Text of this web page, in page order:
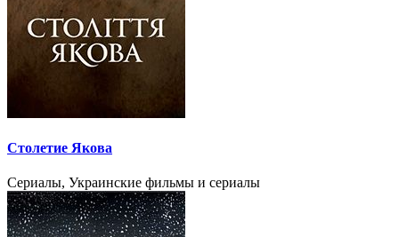
Столетие Якова
Сериалы, Украинские фильмы и сериалы